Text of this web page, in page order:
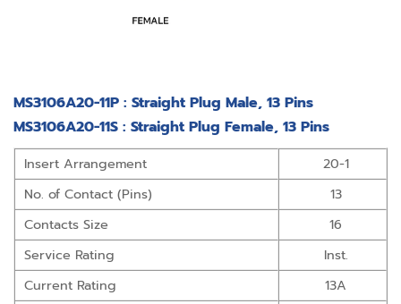
MS3106A20-11P : Straight Plug Male, 13 Pins
MS3106A20-11S : Straight Plug Female, 13 Pins
Insert Arrangement
20-1
No. of Contact (Pins)
13
Contacts Size
16
Service Rating
Inst.
Current Rating
13A